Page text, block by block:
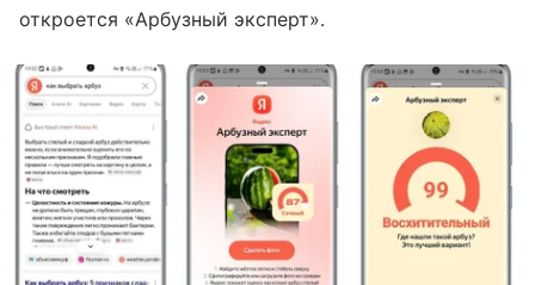
откроется «Арбузный эксперт».